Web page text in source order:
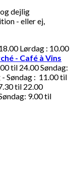
dejlig
- eller ej,
Lørdag : 10.00
- Café à Vins
til 24.00 Søndag:
- Søndag : 11.00 til
til 22.00
9.00 til